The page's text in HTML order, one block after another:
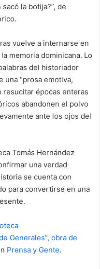
la botija?”, de
vuelve a internarse en
memoria dominicana. Lo
del historiador
una “prosa emotiva,
resucitar épocas enteras
abandonen el polvo
ante los ojos del
Tomás Hernández
una verdad
se cuenta con
para convertirse en una
Generales”, obra de
Prensa y Gente.